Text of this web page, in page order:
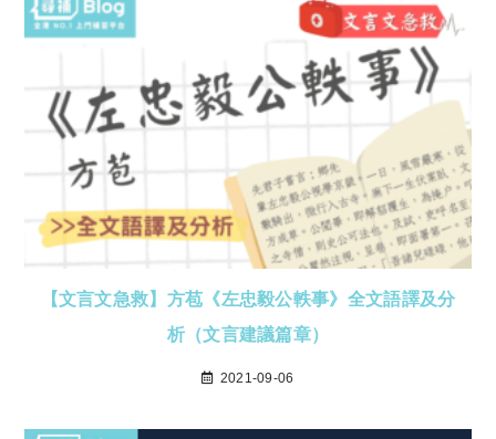
【文言文急救】方苞《左忠毅公軼事》全文語譯及分
析（文言建議篇章）
2021-09-06